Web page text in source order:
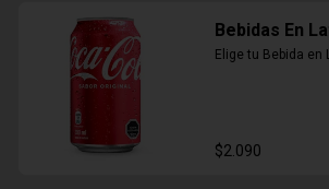
Bebidas En
Elige tu Bebida en
$2.090